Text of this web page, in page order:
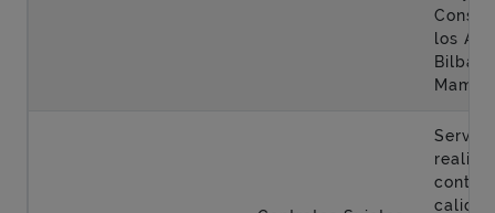
los
Bilbao
Mamés